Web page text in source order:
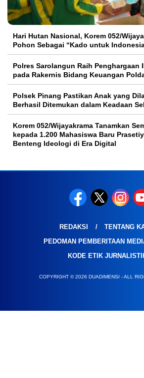
Hari Hutan Nasional, Korem 052/
Pohon Sebagai “Kado untuk
Polres Sarolangun Raih Penghargaan
pada Rakernis Bidang Keuangan
Polsek Pinang Pastikan Anak yang
Berhasil Ditemukan dalam Keadaan
Korem 052/Wijayakrama Tanamkan
kepada 1.200 Mahasiswa Baru
Benteng Ideologi di Era Digital
REDAKSI
TENTANG
PEDOMAN PEMBERITAAN
KODE ETIK
COPYRIGHT © 2026 DUADIMENSI - ALL